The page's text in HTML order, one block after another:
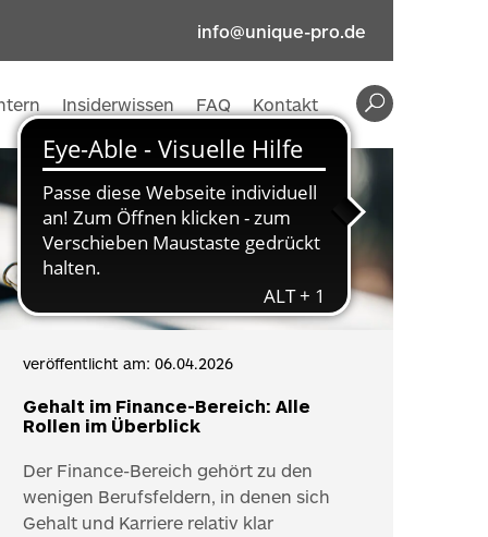
info@unique-pro.de
Insiderwissen FAQ Kontakt
Gehalt im Finance-Bereich: Alle
Rollen im Überblick
veröffentlicht am: 06.04.2026
Der Finance-Bereich gehört zu den
wenigen Berufsfeldern, in denen sich
Gehalt und Karriere relativ klar